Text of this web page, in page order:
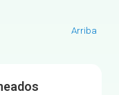
Arriba